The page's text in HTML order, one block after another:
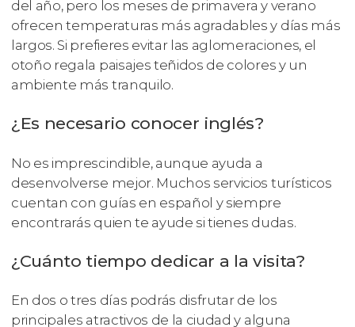
del año, pero los meses de primavera y verano
ofrecen temperaturas más agradables y días más
largos. Si prefieres evitar las aglomeraciones, el
otoño regala paisajes teñidos de colores y un
ambiente más tranquilo.
¿Es necesario conocer inglés?
No es imprescindible, aunque ayuda a
desenvolverse mejor. Muchos servicios turísticos
cuentan con guías en español y siempre
encontrarás quien te ayude si tienes dudas.
¿Cuánto tiempo dedicar a la visita?
En dos o tres días podrás disfrutar de los
principales atractivos de la ciudad y alguna